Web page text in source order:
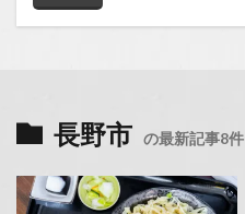
長野市 の最新記事8件